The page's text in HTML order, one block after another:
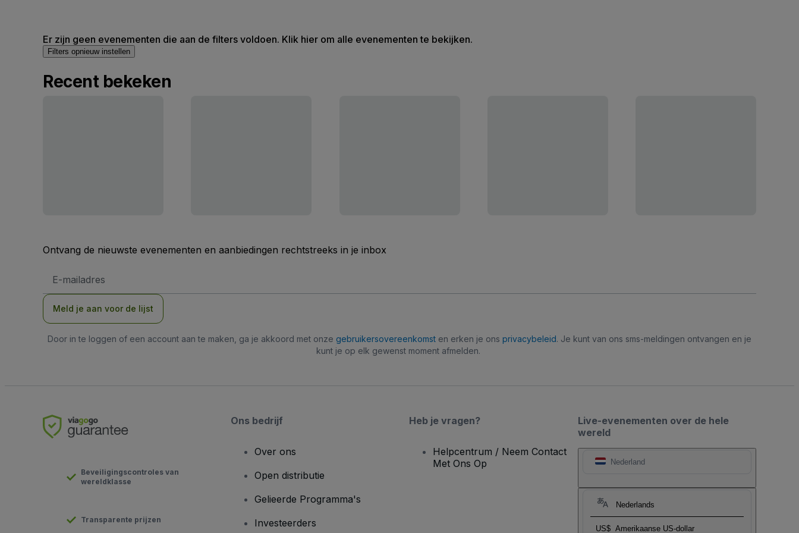
Er zijn geen evenementen die aan de filters voldoen. Klik hier om alle evenementen te bekijken.
Filters opnieuw instellen
Recent bekeken
Ontvang de nieuwste evenementen en aanbiedingen rechtstreeks in je inbox
mailadres
Meld je aan voor de lijst
Door in te loggen of een account aan te maken, ga je akkoord met onze gebruikersovereenkomst en erken je ons privacybeleid. Je kunt van ons sms-meldingen ontvangen en je
kunt je op elk gewenst moment afmelden.
Live-evenementen over de hele
wereld
Nederland
Nederlands
US$ Amerikaanse US-dollar
Beveiligingscontroles van
wereldklasse
Transparente prijzen
Ons bedrijf
Over ons
Open distributie
Gelieerde Programma's
Investeerders
Heb je vragen?
Helpcentrum / Neem Contact
Met Ons Op